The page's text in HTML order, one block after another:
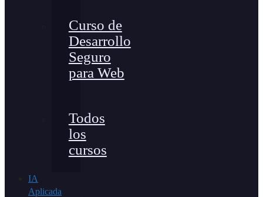
Curso de
Desarrollo
Seguro
para Web
Todos
los
cursos
IA
Aplicada